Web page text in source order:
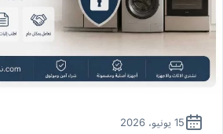
15 يونيو، 2026